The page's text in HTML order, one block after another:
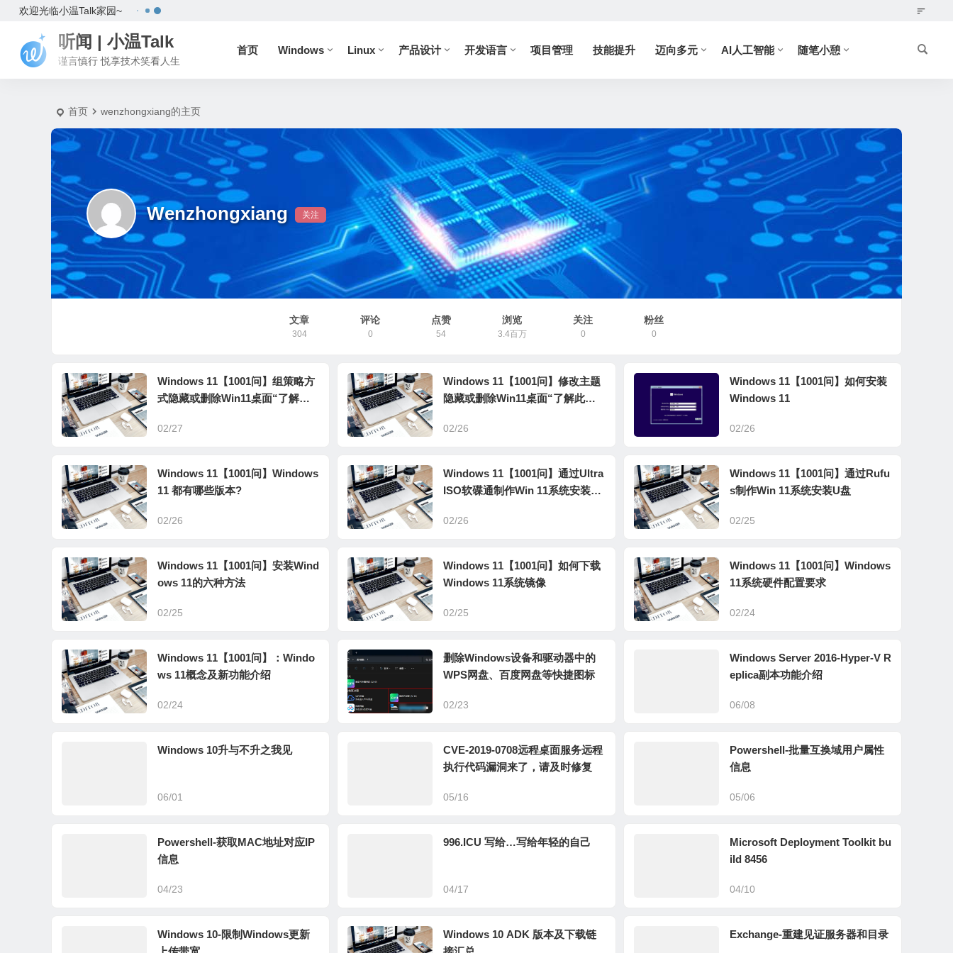
欢迎光临小温Talk家园~
听闻 | 小温Talk
谨言慎行 悦享技术笑看人生
首页 Windows Linux 产品设计 开发语言 项目管理 技能提升 迈向多元 AI人工智能 随笔小憩
首页 wenzhongxiang的主页
Wenzhongxiang 关注
文章
304
评论
0
点赞
54
浏览
3.4百万
关注
0
粉丝
0
Windows 11【1001问】组策略方
式隐藏或删除Win11桌面“了解此
02/27
Windows 11【1001问】修改主题
隐藏或删除Win11桌面“了解此图
02/26
Windows 11【1001问】如何安装
Windows 11
02/26
Windows 11【1001问】Windows
11 都有哪些版本?
02/26
Windows 11【1001问】通过Ultra
ISO软碟通制作Win 11系统安装U
02/26
Windows 11【1001问】通过Rufu
s制作Win 11系统安装U盘
02/25
Windows 11【1001问】安装Wind
ows 11的六种方法
02/25
Windows 11【1001问】如何下载
Windows 11系统镜像
02/25
Windows 11【1001问】Windows
11系统硬件配置要求
02/24
Windows 11【1001问】：Windo
ws 11概念及新功能介绍
02/24
删除Windows设备和驱动器中的
WPS网盘、百度网盘等快捷图标
02/23
Windows Server 2016-Hyper-V R
eplica副本功能介绍
06/08
Windows 10升与不升之我见
06/01
CVE-2019-0708远程桌面服务远程
执行代码漏洞来了，请及时修复
05/16
Powershell-批量互换域用户属性
信息
05/06
Powershell-获取MAC地址对应IP
信息
04/23
996.ICU 写给…写给年轻的自己
04/17
Microsoft Deployment Toolkit bu
ild 8456
04/10
Windows 10-限制Windows更新
Windows 10 ADK 版本及下载链
Exchange-重建见证服务器和目录